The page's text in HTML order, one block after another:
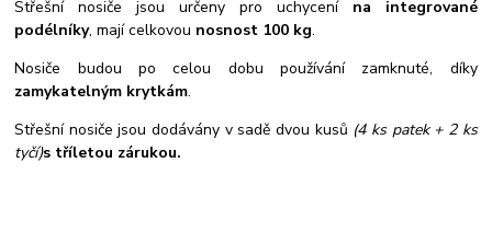
Střešní nosiče jsou určeny pro uchycení na integrované
podélníky, mají celkovou nosnost 100 kg.
Nosiče budou po celou dobu používání zamknuté, díky
zamykatelným krytkám.
Střešní nosiče jsou dodávány v sadě dvou kusů (4 ks patek + 2 ks
tyčí)s tříletou zárukou.